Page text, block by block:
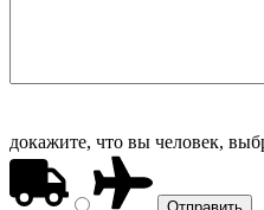
докажите, что вы человек,